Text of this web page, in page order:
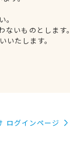
。
いものとします。
たします。
ログインページ